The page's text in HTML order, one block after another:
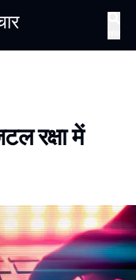
रक्षा में